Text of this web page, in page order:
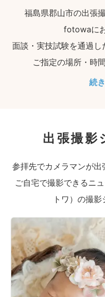
福島県郡山市の出張
fotowaに
面談・実技試験を通過し
ご指定の場所・時
続
出張撮影
参拝先でカメラマンが出
ご自宅で撮影できるニ
トワ）の撮影